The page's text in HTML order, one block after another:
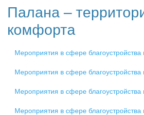
Палана –
комфорта
Мероприятия в сфере благоустройства
Мероприятия в сфере благоустройства
Мероприятия в сфере благоустройства
Мероприятия в сфере благоустройства